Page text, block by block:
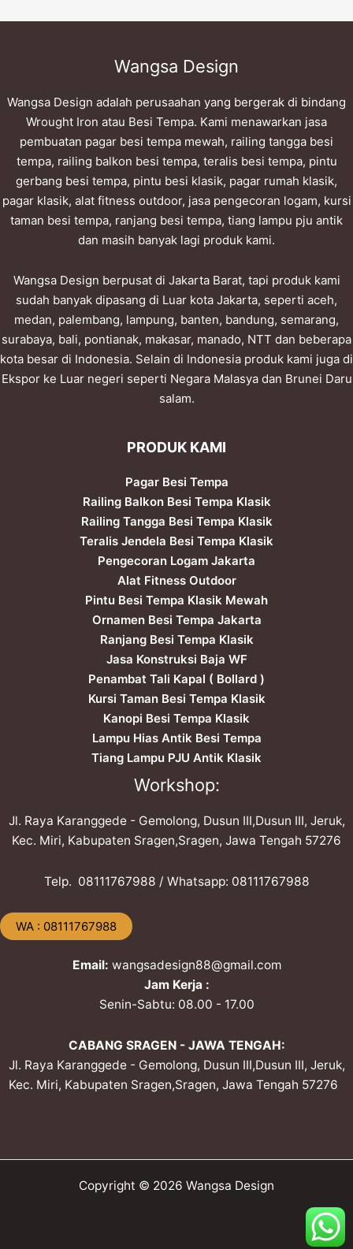
Wangsa Design
Wangsa Design adalah perusaahan yang bergerak di bindang
Wrought Iron atau Besi Tempa. Kami menawarkan jasa
pembuatan pagar besi tempa mewah, railing tangga besi
tempa, railing balkon besi tempa, teralis besi tempa, pintu
gerbang besi tempa, pintu besi klasik, pagar rumah klasik,
pagar klasik, alat fitness outdoor, jasa pengecoran logam, kursi
taman besi tempa, ranjang besi tempa, tiang lampu pju antik
dan masih banyak lagi produk kami.
Wangsa Design berpusat di Jakarta Barat, tapi produk kami
sudah banyak dipasang di Luar kota Jakarta, seperti aceh,
medan, palembang, lampung, banten, bandung, semarang,
surabaya, bali, pontianak, makasar, manado, NTT dan beberapa
kota besar di Indonesia. Selain di Indonesia produk kami juga di
Ekspor ke Luar negeri seperti Negara Malasya dan Brunei Daru
salam.
PRODUK KAMI
Pagar Besi Tempa
Railing Balkon Besi Tempa Klasik
Railing Tangga Besi Tempa Klasik
Teralis Jendela Besi Tempa Klasik
Pengecoran Logam Jakarta
Alat Fitness Outdoor
Pintu Besi Tempa Klasik Mewah
Ornamen Besi Tempa Jakarta
Ranjang Besi Tempa Klasik
Jasa Konstruksi Baja WF
Penambat Tali Kapal ( Bollard )
Kursi Taman Besi Tempa Klasik
Kanopi Besi Tempa Klasik
Lampu Hias Antik Besi Tempa
Tiang Lampu PJU Antik Klasik
Workshop:
Jl. Raya Karanggede - Gemolong, Dusun III,Dusun III, Jeruk,
Kec. Miri, Kabupaten Sragen,Sragen, Jawa Tengah 57276
Telp. ​08111767988 / Whatsapp: ​08111767988
​WA : 08111767988
Email: wangsadesign88@gmail.com
Jam Kerja :
Senin-Sabtu: 08.00 - 17.00
CABANG SRAGEN - JAWA TENGAH:
Jl. Raya Karanggede - Gemolong, Dusun III,Dusun III, Jeruk,
Kec. Miri, Kabupaten Sragen,Sragen, Jawa Tengah 57276
Copyright © 2026 Wangsa Design